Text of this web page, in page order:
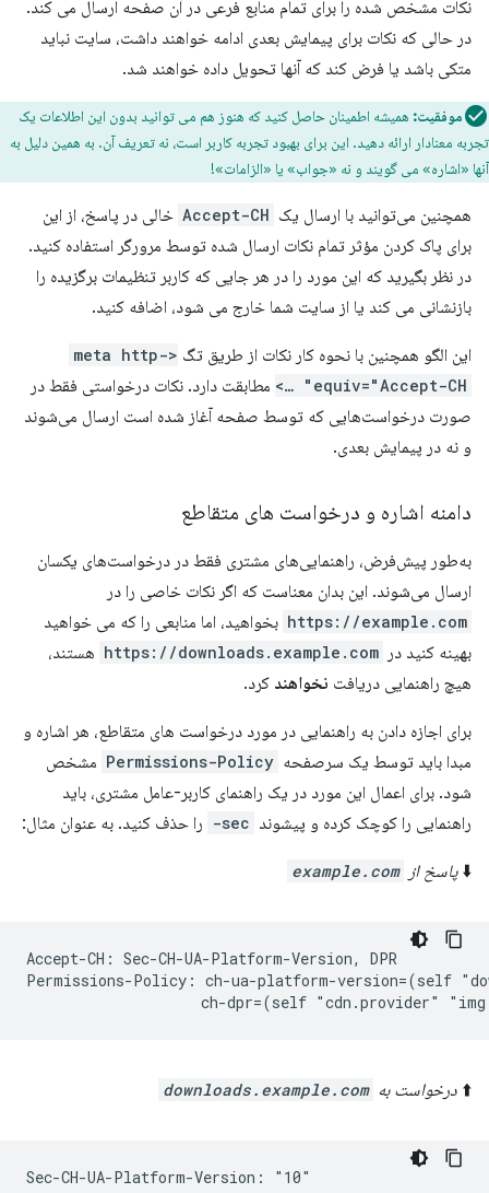
نکات مشخص شده را برای تمام منابع فرعی در آن صفحه ارسال می کند.
در حالی که نکات برای پیمایش بعدی ادامه خواهند داشت، سایت نباید
متکی باشد یا فرض کند که آنها تحویل داده خواهند شد.
موفقیت: همیشه اطمینان حاصل کنید که هنوز هم می توانید بدون این اطلاعات یک
تجربه معنادار ارائه دهید. این برای بهبود تجربه کاربر است، نه تعریف آن. به همین دلیل به
آنها «اشاره» می گویند و نه «جواب» یا «الزامات»!
همچنین می‌توانید با ارسال یک Accept-CH خالی در پاسخ، از این
برای پاک کردن مؤثر تمام نکات ارسال شده توسط مرورگر استفاده کنید.
در نظر بگیرید که این مورد را در هر جایی که کاربر تنظیمات برگزیده را
بازنشانی می کند یا از سایت شما خارج می شود، اضافه کنید.
این الگو همچنین با نحوه کار نکات از طریق تگ
<meta http-
equiv="Accept-CH" …>
مطابقت دارد. نکات درخواستی فقط در
صورت درخواست‌هایی که توسط صفحه آغاز شده است ارسال می‌شوند
و نه در پیمایش بعدی.
دامنه اشاره و درخواست های متقاطع
به‌طور پیش‌فرض، راهنمایی‌های مشتری فقط در درخواست‌های یکسان
ارسال می‌شوند. این بدان معناست که اگر نکات خاصی را در
https://example.com بخواهید، اما منابعی را که می خواهید
بهینه کنید در https://downloads.example.com هستند،
هیچ راهنمایی دریافت نخواهند کرد.
برای اجازه دادن به راهنمایی در مورد درخواست های متقاطع، هر اشاره و
مبدا باید توسط یک سرصفحه Permissions-Policy مشخص
شود. برای اعمال این مورد در یک راهنمای کاربر-عامل مشتری، باید
راهنمایی را کوچک کرده و پیشوند sec- را حذف کنید. به عنوان مثال:
⬇️پاسخ از example.com
Accept-CH: Sec-CH-UA-Platform-Version, DPR
Permissions-Policy: ch-ua-platform-version=(self
⬆️ درخواست به downloads.example.com